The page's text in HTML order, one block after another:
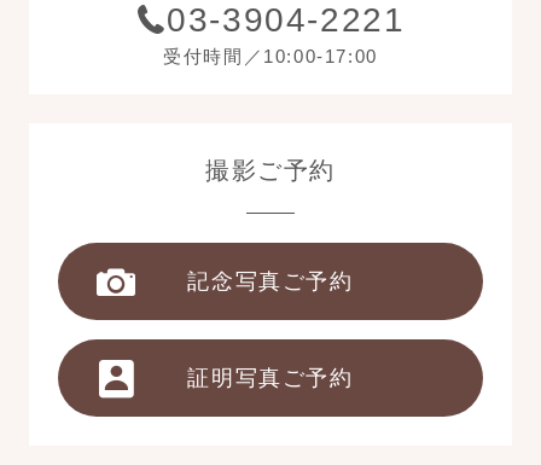
03-3904-2221
受付時間／10:00-17:00
撮影ご予約
記念写真ご予約
証明写真ご予約